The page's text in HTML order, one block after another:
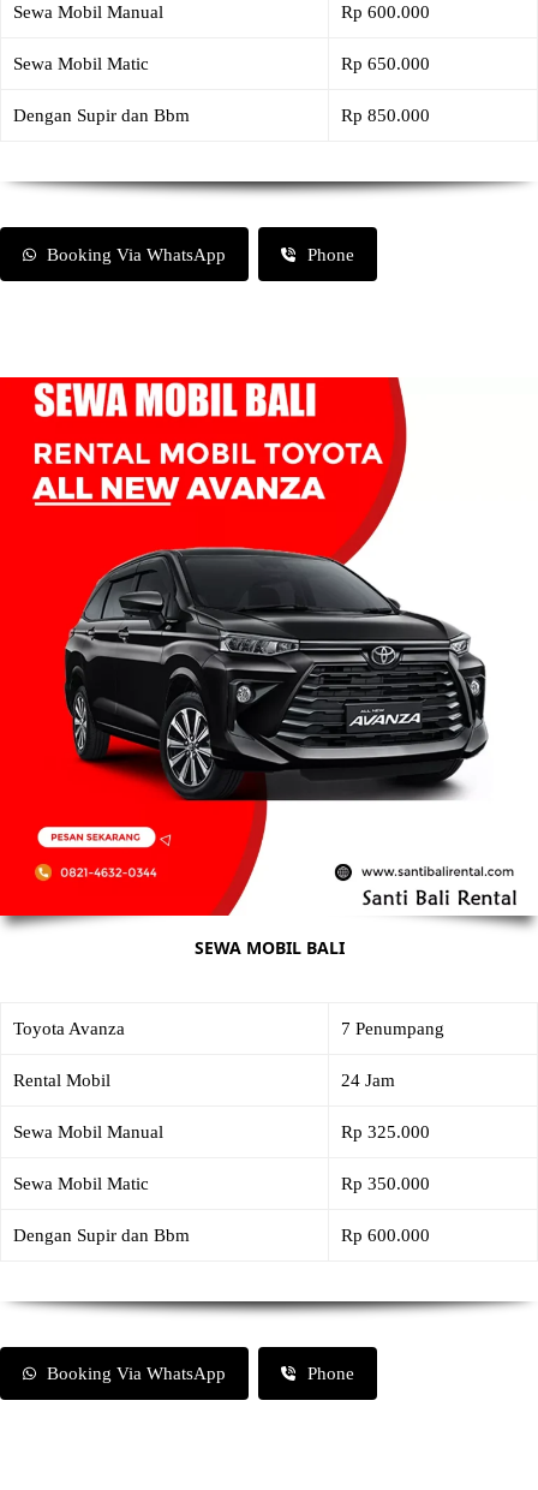
Sewa Mobil Manual Rp 600.000
Sewa Mobil Matic Rp 650.000
Dengan Supir dan Bbm Rp 850.000
Booking Via WhatsApp Phone
SEWA MOBIL BALI
Toyota Avanza 7 Penumpang
Rental Mobil 24 Jam
Sewa Mobil Manual Rp 325.000
Sewa Mobil Matic Rp 350.000
Dengan Supir dan Bbm Rp 600.000
Booking Via WhatsApp Phone